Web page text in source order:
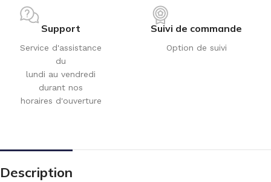
Support
Service d'assistance
du
lundi au vendredi
durant nos
horaires d'ouverture
Suivi de commande
Option de suivi
Description